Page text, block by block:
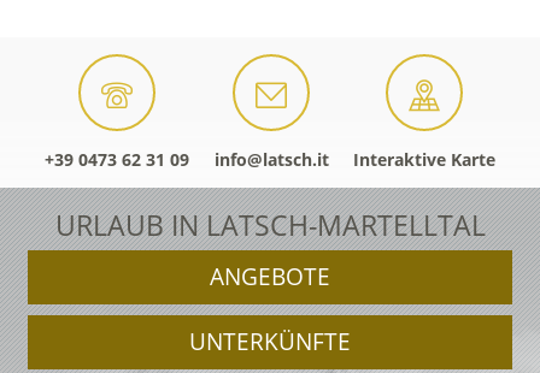
+39 0473 62 31 09 info@latsch.it Interaktive Karte
URLAUB IN LATSCH-MARTELLTAL
ANGEBOTE
UNTERKÜNFTE